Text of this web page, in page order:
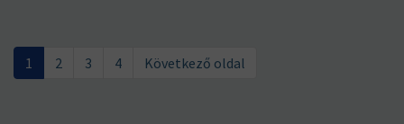
1 2 3 4 Következő oldal